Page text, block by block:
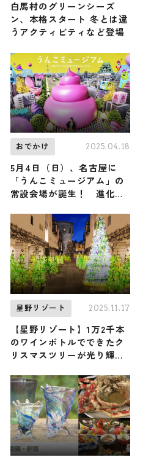
白馬村のグリーンシーズ
ン、本格スタート 冬とは違
うアクティビティなど登場
おでかけ 2025.04.18
5月4日（日）、名古屋に
「うんこミュージアム」の
常設会場が誕生！ 進化し
メ空間を楽しみつくそう
星野リゾート 2025.11.17
【星野リゾート】1万2千本
のワインボトルでできたク
リスマスツリーが光り輝く
マス2025」リゾナーレ八ヶ
岳で12月1日よりスタート